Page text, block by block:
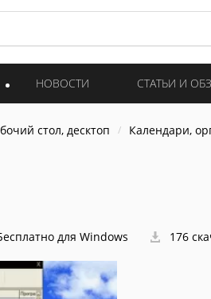
НОВОСТИ СТАТЬИ И
стол, десктоп Календари,
для Windows 176